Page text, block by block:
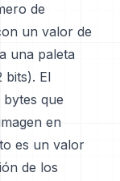
de
un valor de
una paleta
bits). El
que
en
es un valor
de los